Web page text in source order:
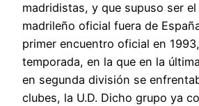
madridistas, y que supuso ser
madrileño oficial fuera de
primer encuentro oficial en
temporada, en la que en la
en segunda división se
clubes, la U.D. Dicho grupo ya